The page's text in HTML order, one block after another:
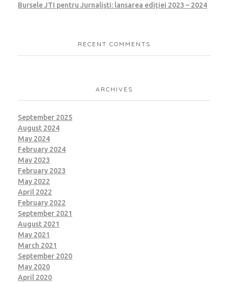
Bursele JTI pentru Jurnaliști: lansarea ediției 2023 – 2024
RECENT COMMENTS
ARCHIVES
September 2025
August 2024
May 2024
February 2024
May 2023
February 2023
May 2022
April 2022
February 2022
September 2021
August 2021
May 2021
March 2021
September 2020
May 2020
April 2020